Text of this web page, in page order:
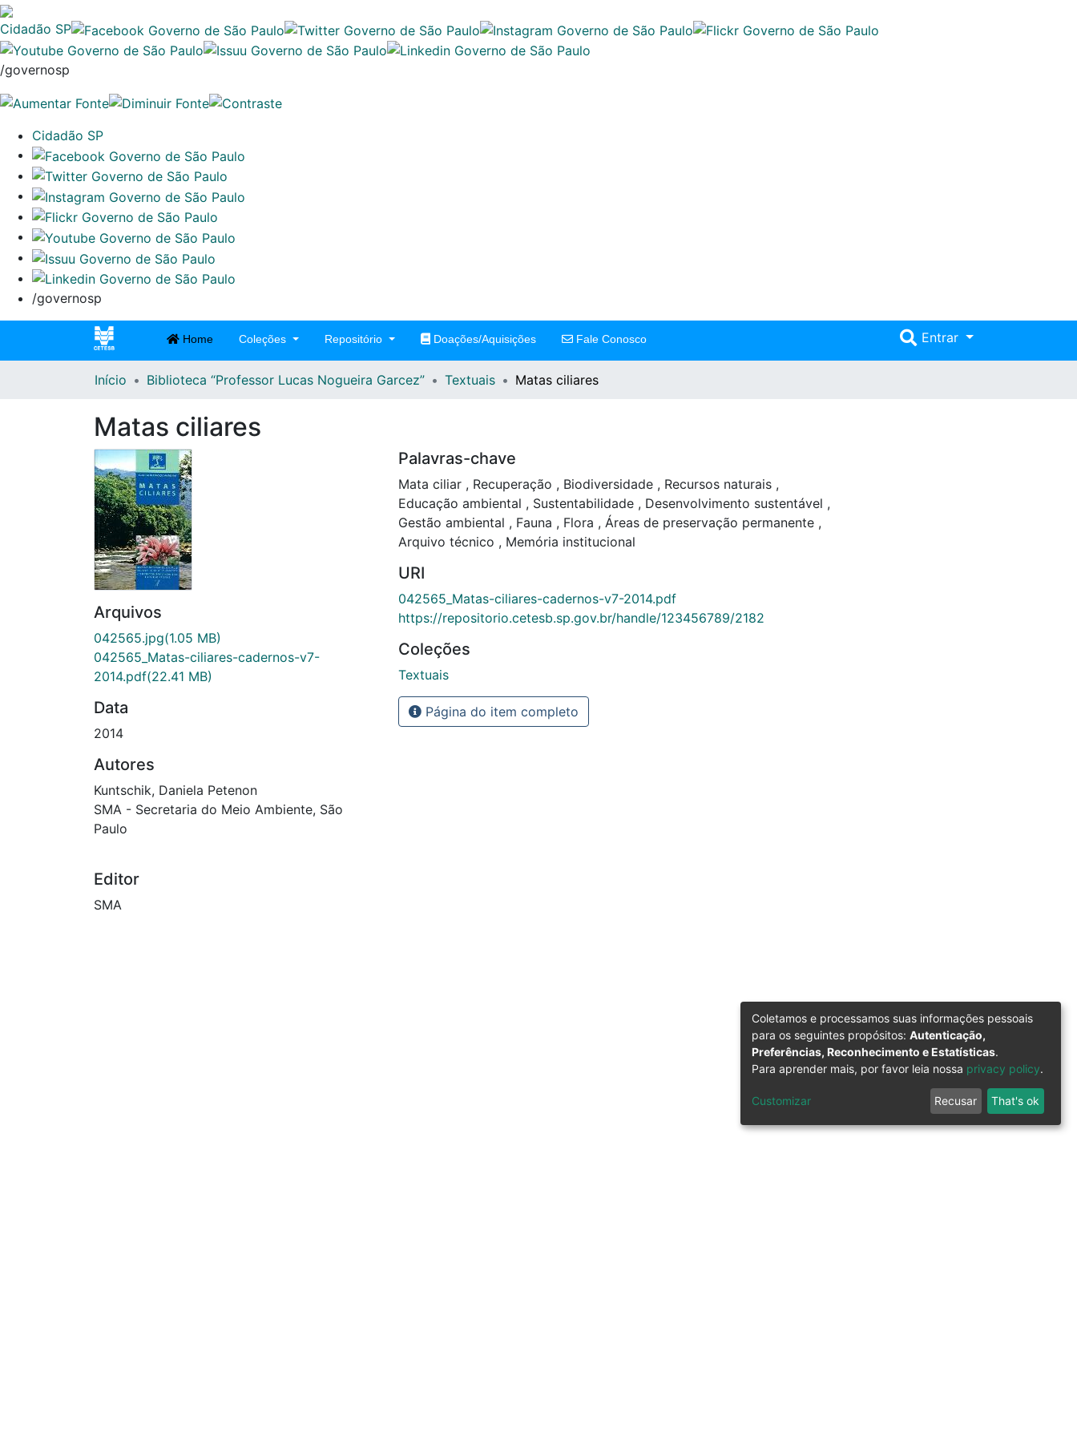
Cidadão SP
/governosp
Cidadão SP
/governosp
Entrar
Home Coleções Repositório Doações/Aquisições Fale Conosco
Início Biblioteca “Professor Lucas Nogueira Garcez” Textuais Matas ciliares
Matas ciliares
Arquivos
042565.jpg(1.05 MB)
042565_Matas-ciliares-cadernos-v7-
2014.pdf(22.41 MB)
Data
2014
Autores
Kuntschik, Daniela Petenon
SMA - Secretaria do Meio Ambiente, São
Paulo
Editor
SMA
Palavras-chave
Mata ciliar , Recuperação , Biodiversidade , Recursos naturais ,
Educação ambiental , Sustentabilidade , Desenvolvimento sustentável ,
Gestão ambiental , Fauna , Flora , Áreas de preservação permanente ,
Arquivo técnico , Memória institucional
URI
042565_Matas-ciliares-cadernos-v7-2014.pdf
https://repositorio.cetesb.sp.gov.br/handle/123456789/2182
Coleções
Textuais
Página do item completo
Coletamos e processamos suas informações pessoais
para os seguintes propósitos: Autenticação,
Preferências, Reconhecimento e Estatísticas.
Para aprender mais, por favor leia nossa privacy policy.
Customizar Recusar That's ok